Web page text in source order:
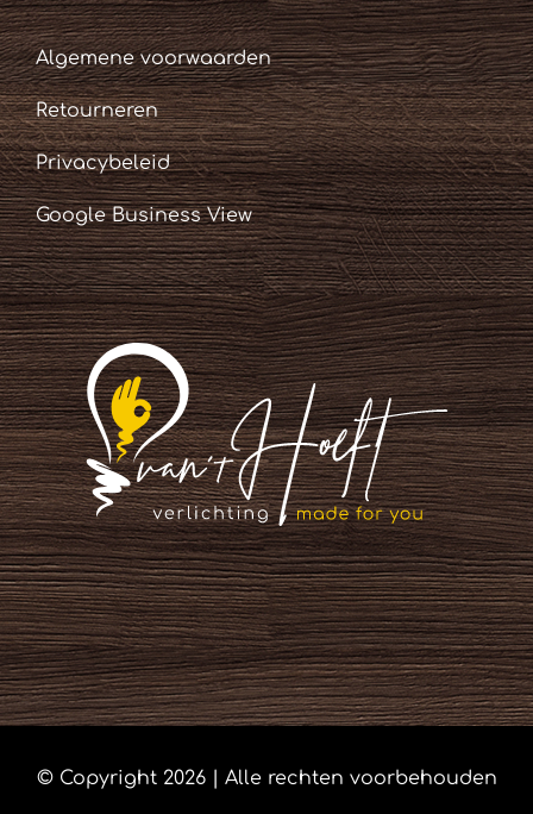
Algemene voorwaarden
Retourneren
Privacybeleid
Google Business View
© Copyright 2026 | Alle rechten voorbehouden